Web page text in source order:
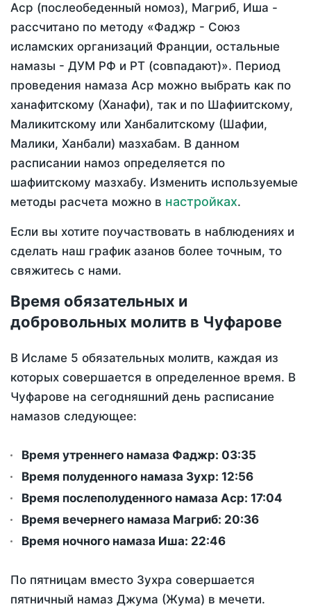
Аср (послеобеденный номоз), Магриб, Иша -
рассчитано по методу «Фаджр - Союз
исламских организаций Франции, остальные
намазы - ДУМ РФ и РТ (совпадают)». Период
проведения намаза Аср можно выбрать как по
ханафитскому (Ханафи), так и по Шафиитскому,
Маликитскому или Ханбалитскому (Шафии,
Малики, Ханбали) мазхабам. В данном
расписании намоз определяется по
шафиитскому мазхабу. Изменить используемые
методы расчета можно в настройках.
Если вы хотите поучаствовать в наблюдениях и
сделать наш график азанов более точным, то
свяжитесь с нами.
Время обязательных и
добровольных молитв в Чуфарове
В Исламе 5 обязательных молитв, каждая из
которых совершается в определенное время. В
Чуфарове на сегодняшний день расписание
намазов следующее:
Время утреннего намаза Фаджр: 03:35
Время полуденного намаза Зухр: 12:56
Время послеполуденного намаза Аср: 17:04
Время вечернего намаза Магриб: 20:36
Время ночного намаза Иша: 22:46
По пятницам вместо Зухра совершается
пятничный намаз Джума (Жума) в мечети.